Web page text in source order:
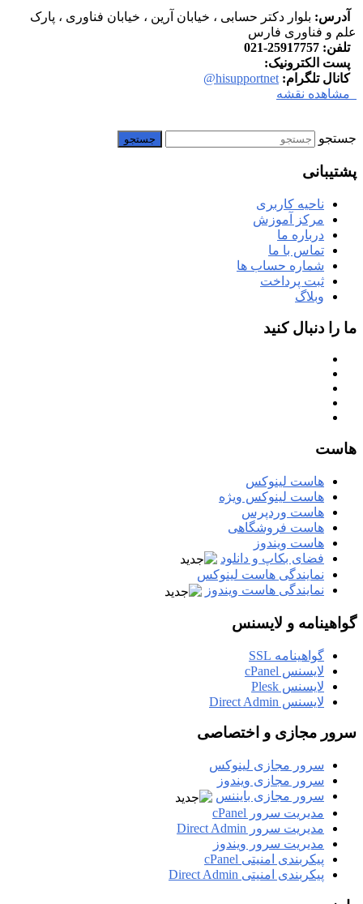
آدرس: بلوار دکتر حسابی ، خیابان آرین ، خیابان فناوری ، پارک
علم و فناوری فارس
تلفن: 25917757-021
پست الکترونیک:
کانال تلگرام: hisupportnet@
مشاهده نقشه
جستجو
پشتیبانی
ناحیه کاربری
مرکز آموزش
درباره ما
تماس با ما
شماره حساب ها
ثبت پرداخت
وبلاگ
ما را دنبال کنید
هاست
هاست لینوکس
هاست لینوکس ویژه
هاست وردپرس
هاست فروشگاهی
هاست ویندوز
فضای بکاپ و دانلود
نمایندگی هاست لینوکس
نمایندگی هاست ویندوز
گواهینامه و لایسنس
گواهینامه SSL
لایسنس cPanel
لایسنس Plesk
لایسنس Direct Admin
سرور مجازی و اختصاصی
سرور مجازی لینوکس
سرور مجازی ویندوز
سرور مجازی بایننس
مدیریت سرور cPanel
مدیریت سرور Direct Admin
مدیریت سرور ویندوز
پیکربندی امنیتی cPanel
پیکربندی امنیتی Direct Admin